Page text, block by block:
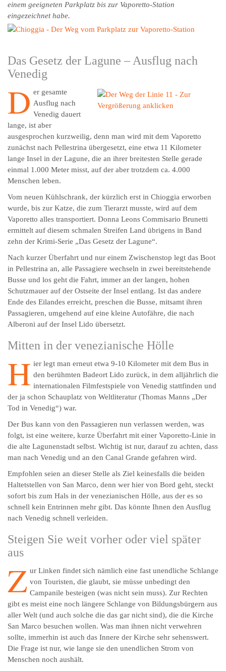
einem geeigneten Parkplatz bis zur Vaporetto-Station
eingezeichnet habe.
Das Gesetz der Lagune – Ausflug nach
Venedig
D er gesamte
Ausflug nach
Venedig dauert
lange, ist aber
ausgesprochen kurzweilig, denn man wird mit dem Vaporetto
zunächst nach Pellestrina übergesetzt, eine etwa 11 Kilometer
lange Insel in der Lagune, die an ihrer breitesten Stelle gerade
einmal 1.000 Meter misst, auf der aber trotzdem ca. 4.000
Menschen leben.
Vom neuen Kühlschrank, der kürzlich erst in Chioggia erworben
wurde, bis zur Katze, die zum Tierarzt musste, wird auf dem
Vaporetto alles transportiert. Donna Leons Commisario Brunetti
ermittelt auf diesem schmalen Streifen Land übrigens in Band
zehn der Krimi-Serie „Das Gesetz der Lagune“.
Nach kurzer Überfahrt und nur einem Zwischenstop legt das Boot
in Pellestrina an, alle Passagiere wechseln in zwei bereitstehende
Busse und los geht die Fahrt, immer an der langen, hohen
Schutzmauer auf der Ostseite der Insel entlang. Ist das andere
Ende des Eilandes erreicht, preschen die Busse, mitsamt ihren
Passagieren, umgehend auf eine kleine Autofähre, die nach
Alberoni auf der Insel Lido übersetzt.
Mitten in der venezianische Hölle
H ier legt man erneut etwa 9-10 Kilometer mit dem Bus in
den berühmten Badeort Lido zurück, in dem alljährlich die
internationalen Filmfestspiele von Venedig stattfinden und
der ja schon Schauplatz von Weltliteratur (Thomas Manns „Der
Tod in Venedig“) war.
Der Bus kann von den Passagieren nun verlassen werden, was
folgt, ist eine weitere, kurze Überfahrt mit einer Vaporetto-Linie in
die alte Lagunenstadt selbst. Wichtig ist nur, darauf zu achten, dass
man nach Venedig und an den Canal Grande gefahren wird.
Empfohlen seien an dieser Stelle als Ziel keinesfalls die beiden
Haltetstellen von San Marco, denn wer hier von Bord geht, steckt
sofort bis zum Hals in der venezianischen Hölle, aus der es so
schnell kein Entrinnen mehr gibt. Das könnte Ihnen den Ausflug
nach Venedig schnell verleiden.
Steigen Sie weit vorher oder viel später
aus
Z ur Linken findet sich nämlich eine fast unendliche Schlange
von Touristen, die glaubt, sie müsse unbedingt den
Campanile besteigen (was nicht sein muss). Zur Rechten
gibt es meist eine noch längere Schlange von Bildungsbürgern aus
aller Welt (und auch solche die das gar nicht sind), die die Kirche
San Marco besuchen wollen. Was man ihnen nicht verwehren
sollte, immerhin ist auch das Innere der Kirche sehr sehenswert.
Die Frage ist nur, wie lange sie den unendlichen Strom von
Menschen noch aushält.